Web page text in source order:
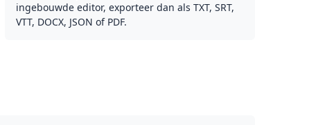
ingebouwde editor, exporteer dan als TXT, SRT,
VTT, DOCX, JSON of PDF.